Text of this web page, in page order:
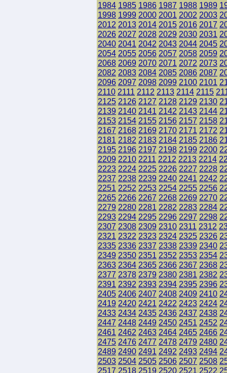
1984 1985 1986 1987 1988 1989
1998 1999 2000 2001 2002 2003
2012 2013 2014 2015 2016 2017
2026 2027 2028 2029 2030 2031
2040 2041 2042 2043 2044 2045
2054 2055 2056 2057 2058 2059
2068 2069 2070 2071 2072 2073
2082 2083 2084 2085 2086 2087
2096 2097 2098 2099 2100 2101
2110 2111 2112 2113 2114 2115
2125 2126 2127 2128 2129 2130
2139 2140 2141 2142 2143 2144
2153 2154 2155 2156 2157 2158
2167 2168 2169 2170 2171 2172
2181 2182 2183 2184 2185 2186
2195 2196 2197 2198 2199 2200
2209 2210 2211 2212 2213 2214
2223 2224 2225 2226 2227 2228
2237 2238 2239 2240 2241 2242
2251 2252 2253 2254 2255 2256
2265 2266 2267 2268 2269 2270
2279 2280 2281 2282 2283 2284
2293 2294 2295 2296 2297 2298
2307 2308 2309 2310 2311 2312
2321 2322 2323 2324 2325 2326
2335 2336 2337 2338 2339 2340
2349 2350 2351 2352 2353 2354
2363 2364 2365 2366 2367 2368
2377 2378 2379 2380 2381 2382
2391 2392 2393 2394 2395 2396
2405 2406 2407 2408 2409 2410
2419 2420 2421 2422 2423 2424
2433 2434 2435 2436 2437 2438
2447 2448 2449 2450 2451 2452
2461 2462 2463 2464 2465 2466
2475 2476 2477 2478 2479 2480
2489 2490 2491 2492 2493 2494
2503 2504 2505 2506 2507 2508
2517 2518 2519 2520 2521 2522